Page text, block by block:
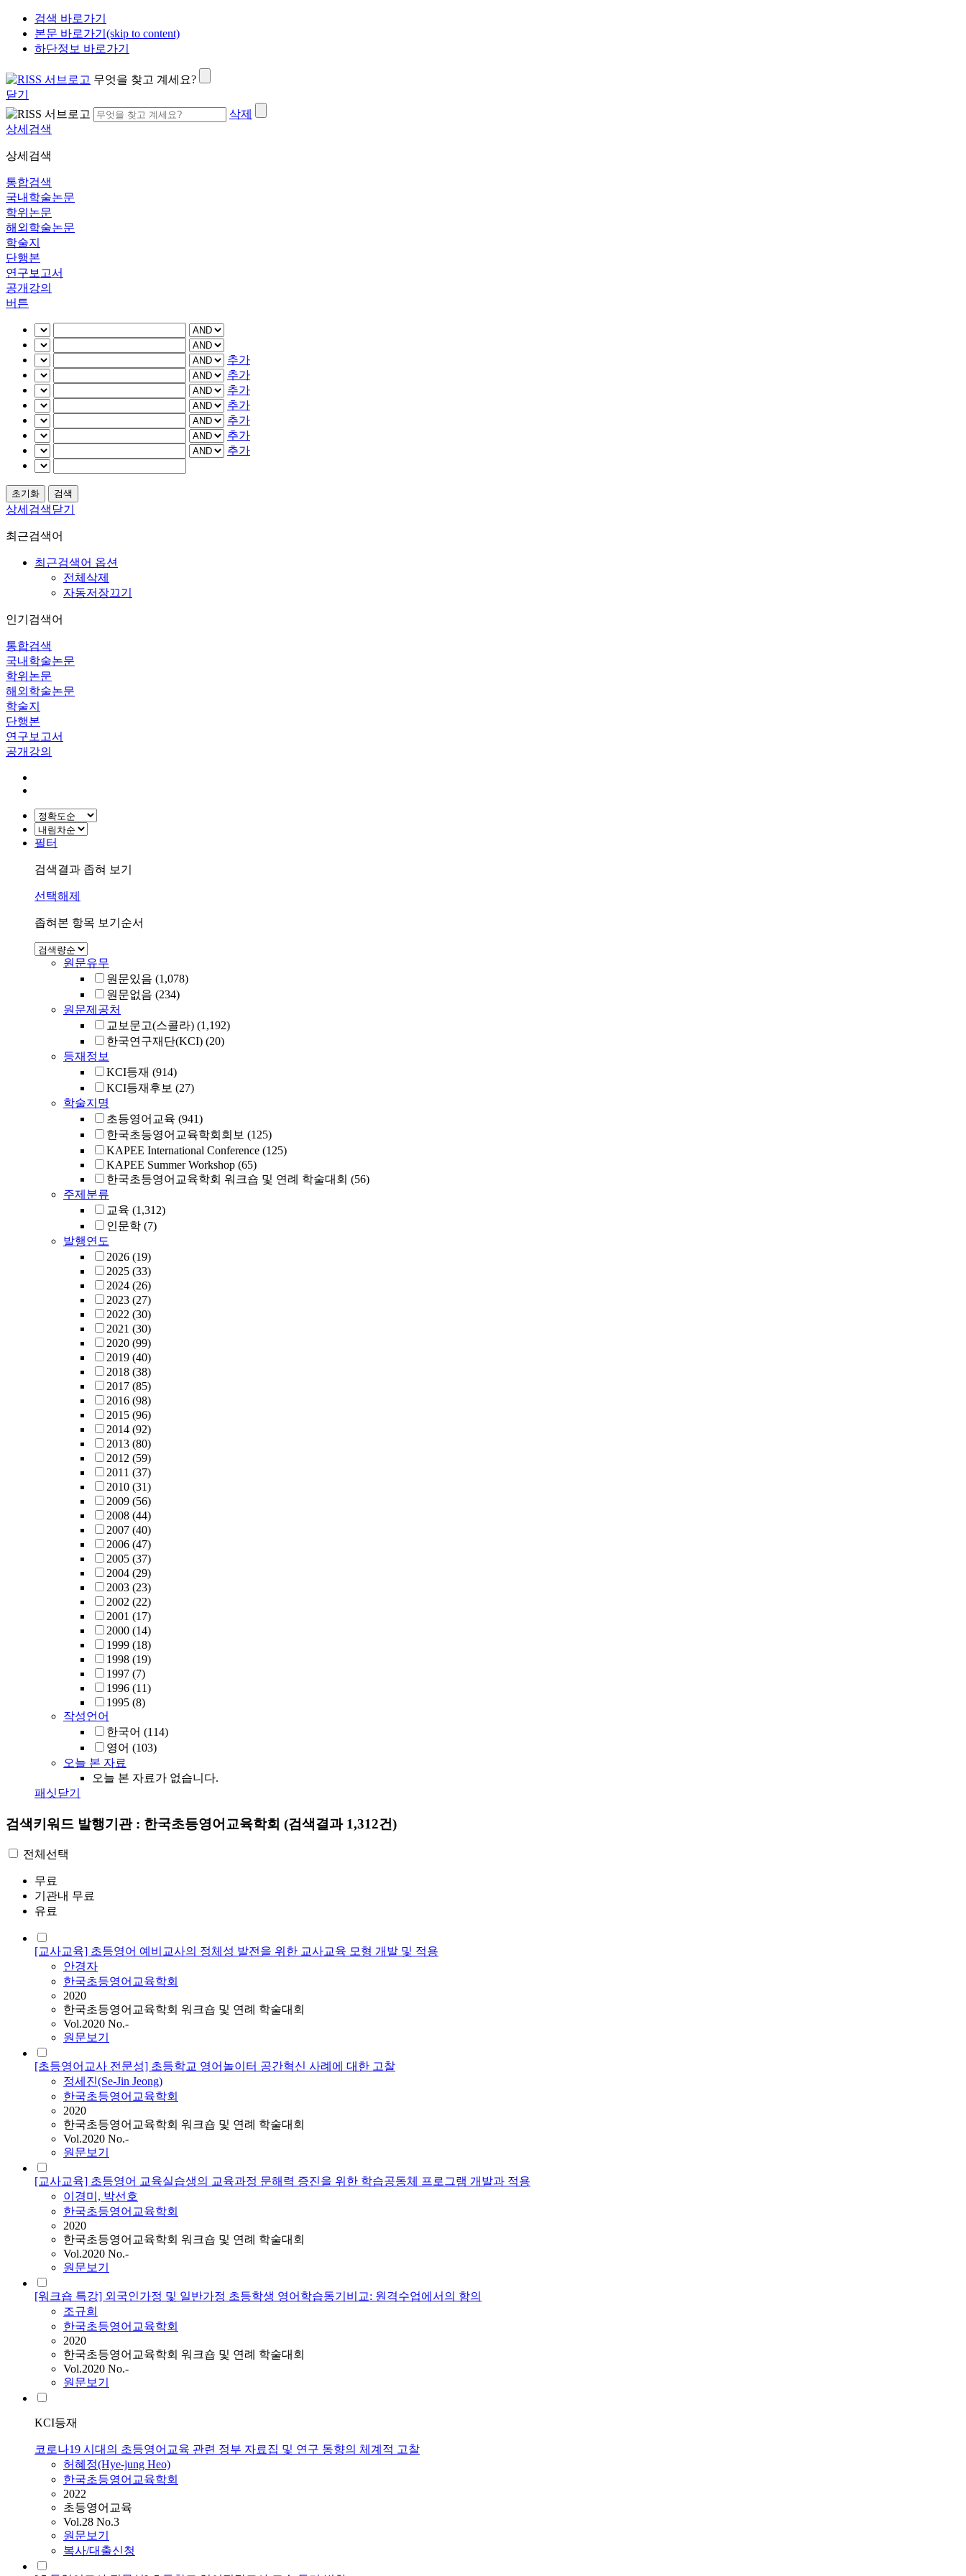
검색 바로가기
본문 바로가기(skip to content)
하단정보 바로가기
무엇을 찾고 계세요?
닫기
삭제
상세검색
상세검색
통합검색
국내학술논문
학위논문
해외학술논문
학술지
단행본
연구보고서
공개강의
버튼
추가
추가
추가
추가
추가
추가
추가
상세검색닫기
최근검색어
최근검색어 옵션
전체삭제
자동저장끄기
인기검색어
통합검색
국내학술논문
학위논문
해외학술논문
학술지
단행본
연구보고서
공개강의
필터
검색결과 좁혀 보기
선택해제
좁혀본 항목 보기순서
원문유무
원문있음 (1,078)
원문없음 (234)
원문제공처
교보문고(스콜라) (1,192)
한국연구재단(KCI) (20)
등재정보
KCI등재 (914)
KCI등재후보 (27)
학술지명
초등영어교육 (941)
한국초등영어교육학회회보 (125)
KAPEE International Conference (125)
KAPEE Summer Workshop (65)
한국초등영어교육학회 워크숍 및 연례 학술대회 (56)
주제분류
교육 (1,312)
인문학 (7)
발행연도
2026 (19)
2025 (33)
2024 (26)
2023 (27)
2022 (30)
2021 (30)
2020 (99)
2019 (40)
2018 (38)
2017 (85)
2016 (98)
2015 (96)
2014 (92)
2013 (80)
2012 (59)
2011 (37)
2010 (31)
2009 (56)
2008 (44)
2007 (40)
2006 (47)
2005 (37)
2004 (29)
2003 (23)
2002 (22)
2001 (17)
2000 (14)
1999 (18)
1998 (19)
1997 (7)
1996 (11)
1995 (8)
작성언어
한국어 (114)
영어 (103)
오늘 본 자료
오늘 본 자료가 없습니다.
패싯닫기
검색키워드 발행기관 : 한국초등영어교육학회 (검색결과 1,312건)
전체선택
무료
기관내 무료
유료
[교사교육] 초등영어 예비교사의 정체성 발전을 위한 교사교육 모형 개발 및 적용
안경자
한국초등영어교육학회
2020
한국초등영어교육학회 워크숍 및 연례 학술대회
Vol.2020 No.-
원문보기
[초등영어교사 전문성] 초등학교 영어놀이터 공간혁신 사례에 대한 고찰
정세진(Se-Jin Jeong)
한국초등영어교육학회
2020
한국초등영어교육학회 워크숍 및 연례 학술대회
Vol.2020 No.-
원문보기
[교사교육] 초등영어 교육실습생의 교육과정 문해력 증진을 위한 학습공동체 프로그램 개발과 적용
이경미, 박선호
한국초등영어교육학회
2020
한국초등영어교육학회 워크숍 및 연례 학술대회
Vol.2020 No.-
원문보기
[워크숍 특강] 외국인가정 및 일반가정 초등학생 영어학습동기비교: 원격수업에서의 함의
조규희
한국초등영어교육학회
2020
한국초등영어교육학회 워크숍 및 연례 학술대회
Vol.2020 No.-
원문보기
KCI등재
코로나19 시대의 초등영어교육 관련 정부 자료집 및 연구 동향의 체계적 고찰
허혜정(Hye-jung Heo)
한국초등영어교육학회
2022
초등영어교육
Vol.28 No.3
원문보기
복사/대출신청